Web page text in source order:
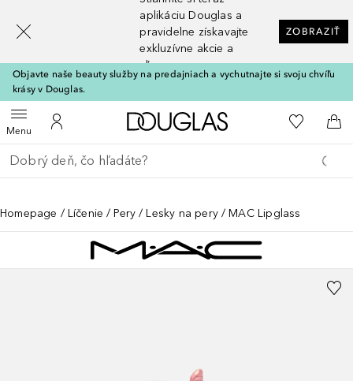
aplikáciu Douglas a
pravidelne získavajte
exkluzívne akcie a
zľavy
ZOBRAZIŤ
Objavte naše beauty služby na predajniach a vychutnajte si svoju chvíľu
krásy v Douglas.
MenuOtvoriť menuDo môjho účtu
Domov Do môjho
Do
Choď späť
Vykonajte vyhľadávanie
Homepage Líčenie Pery Lesky na pery MAC Lipglass
[navigation.slideout.screenreader]